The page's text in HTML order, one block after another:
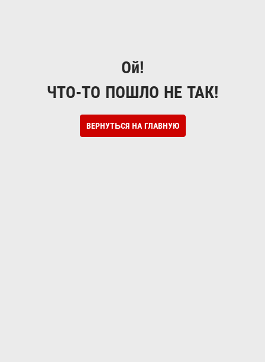
Ой!
ЧТО-ТО ПОШЛО НЕ ТАК!
ВЕРНУТЬСЯ НА ГЛАВНУЮ